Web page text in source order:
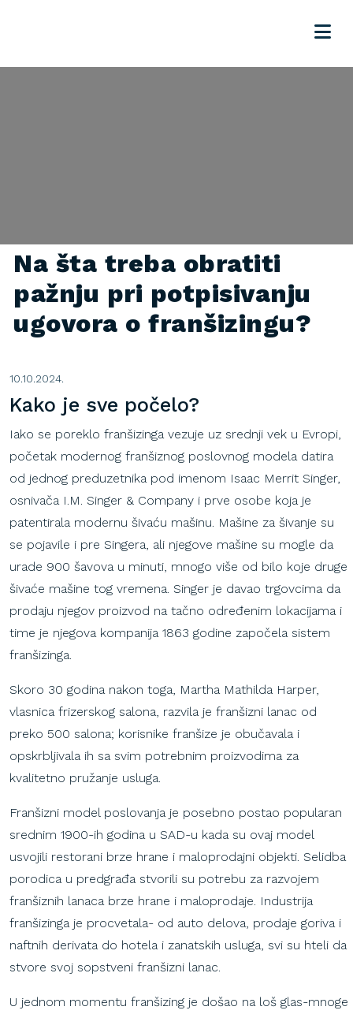
Na šta treba obratiti
pažnju pri potpisivanju
ugovora o franšizingu?
10.10.2024.
Kako je sve počelo?
Iako se poreklo franšizinga vezuje uz srednji vek u Evropi,
početak modernog franšiznog poslovnog modela datira
od jednog preduzetnika pod imenom Isaac Merrit Singer,
osnivača I.M. Singer & Company i prve osobe koja je
patentirala modernu šivaću mašinu. Mašine za šivanje su
se pojavile i pre Singera, ali njegove mašine su mogle da
urade 900 šavova u minuti, mnogo više od bilo koje druge
šivaće mašine tog vremena. Singer je davao trgovcima da
prodaju njegov proizvod na tačno određenim lokacijama i
time je njegova kompanija 1863 godine započela sistem
franšizinga.
Skoro 30 godina nakon toga, Martha Mathilda Harper,
vlasnica frizerskog salona, razvila je franšizni lanac od
preko 500 salona; korisnike franšize je obučavala i
opskrbljivala ih sa svim potrebnim proizvodima za
kvalitetno pružanje usluga.
Franšizni model poslovanja je posebno postao popularan
srednim 1900-ih godina u SAD-u kada su ovaj model
usvojili restorani brze hrane i maloprodajni objekti. Selidba
porodica u predgrađa stvorili su potrebu za razvojem
franšiznih lanaca brze hrane i maloprodaje. Industrija
franšizinga je procvetala- od auto delova, prodaje goriva i
naftnih derivata do hotela i zanatskih usluga, svi su hteli da
stvore svoj sopstveni franšizni lanac.
U jednom momentu franšizing je došao na loš glas-mnoge